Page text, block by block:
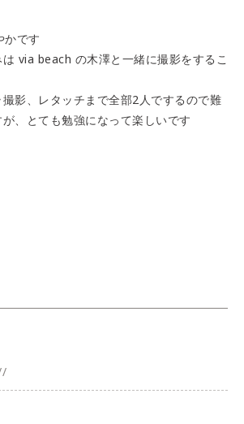
かです
via beach の木澤と一緒に撮影をするこ
影、レタッチまで全部2人でするので難
、とても勉強になって楽しいです